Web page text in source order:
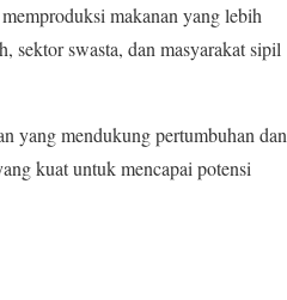
makanan yang lebih
sektor swasta, dan masyarakat sipil
yang mendukung pertumbuhan dan
kuat untuk mencapai potensi